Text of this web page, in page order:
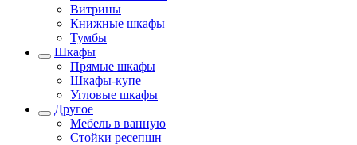
Витрины
Книжные шкафы
Тумбы
Шкафы
Прямые шкафы
Шкафы-купе
Угловые шкафы
Другое
Мебель в ванную
Стойки ресепшн